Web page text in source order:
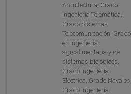
Arquitectura, Grado
Ingeniería Telemática,
Grado Sistemas
Telecomunicación, Grado
en ingeniería
agroalimentaria y de
sistemas biológicos,
Grado Ingeniería
Eléctrica, Grado Navales,
Grado Ingeniería